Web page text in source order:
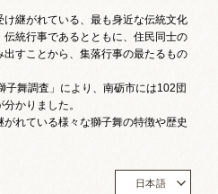
芸術団体
継がれている、最も身近な伝統文化
統行事であるとともに、住民同士の
すことから、集落行事の最たるもの
子舞調査」により、南砺市には102団
かりました。
れている様々な獅子舞の特徴や歴史
日本語